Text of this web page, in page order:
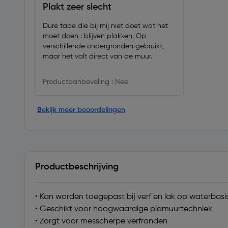
Plakt zeer slecht
Dure tape die bij mij niet doet wat het
moet doen : blijven plakken. Op
verschillende ondergronden gebruikt,
maar het valt direct van de muur.
Productaanbeveling : Nee
Bekijk meer beoordelingen
Productbeschrijving
• Kan worden toegepast bij verf en lak op
• Geschikt voor hoogwaardige plamuurtechniek
• Zorgt voor messcherpe verfranden